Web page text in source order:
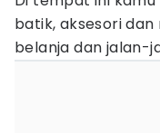
batik, aksesori
belanja dan jalan-